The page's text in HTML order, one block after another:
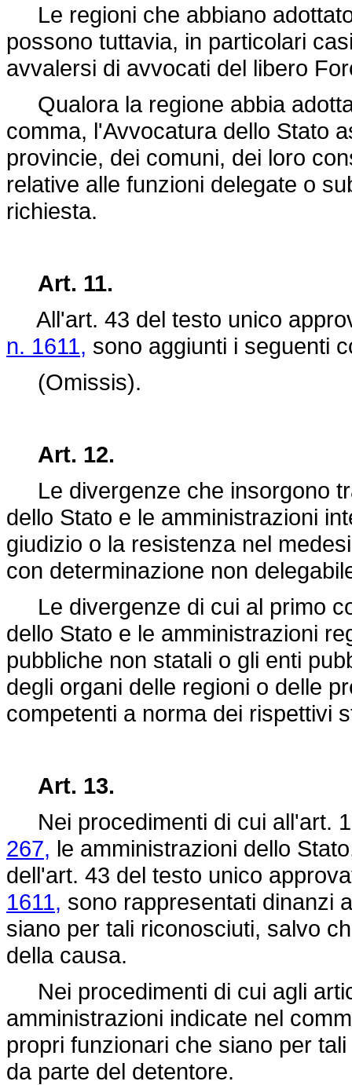
Le regioni che abbiano
possono tuttavia, in particolari
avvalersi di avvocati del libero
Qualora la regione abbia
comma, l'Avvocatura dello Stato
provincie, dei comuni, dei loro
relative alle funzioni delegate o
richiesta.
Art. 11.
All'art. 43 del testo unico
n. 1611, sono aggiunti i seguenti
(Omissis).
Art. 12.
Le divergenze che insorgono
dello Stato e le amministrazioni
giudizio o la resistenza nel
con determinazione non
Le divergenze di cui al primo
dello Stato e le amministrazioni
pubbliche non statali o gli enti
degli organi delle regioni o delle
competenti a norma dei rispettivi
Art. 13.
Nei procedimenti di cui all'art.
267, le amministrazioni dello
dell'art. 43 del testo unico
1611, sono rappresentati dinanzi
siano per tali riconosciuti, salvo
della causa.
Nei procedimenti di cui agli
amministrazioni indicate nel
propri funzionari che siano per
da parte del detentore.